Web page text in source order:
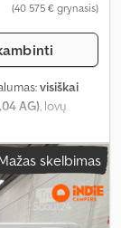
(40 575 € grynasis)
visiškai
AG), lovų
mm, bendras
konfigūracija:2
bendras svoris:
padėtis:kairė,
2024,
skelbimas